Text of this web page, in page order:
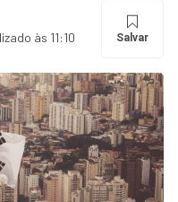
às 11:10 Salvar